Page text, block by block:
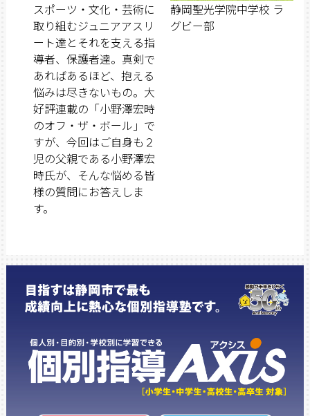
スポーツ・文化・芸術に
取り組むジュニアアスリ
ート達とそれを支える指
導者、保護者達。真剣で
あればあるほど、抱える
悩みは尽きないもの。大
好評連載の「小野澤宏時
のオフ・ザ・ボール」で
すが、今回はご自身も２
児の父親である小野澤宏
時氏が、そんな悩める皆
様の質問にお答えしま
す。
静岡聖光学院中学校 ラ
グビー部